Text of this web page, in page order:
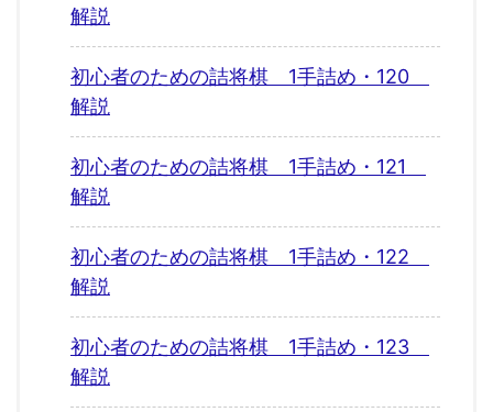
解説
初心者のための詰将棋 1手詰め・120
解説
初心者のための詰将棋 1手詰め・121
解説
初心者のための詰将棋 1手詰め・122
解説
初心者のための詰将棋 1手詰め・123
解説